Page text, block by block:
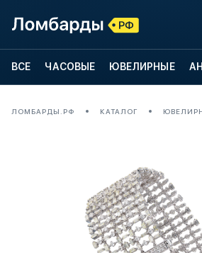
ВСЕ ЧАСОВЫЕ ЮВЕЛИРНЫЕ
ЛОМБАРДЫ.РФ КАТАЛОГ